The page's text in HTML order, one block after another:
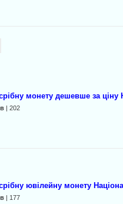
монету дешевше за ціну
| 202
ювілейну монету
| 177